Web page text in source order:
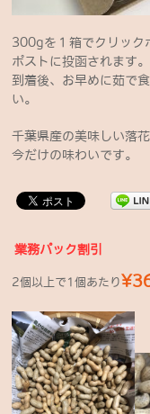
300gを１箱でクリック
ポストに投函されます。
到着後、お早めに茹で
い。
千葉県産の美味しい落
今だけの味わいです。
業務パック割引
2個以上で1個あたり